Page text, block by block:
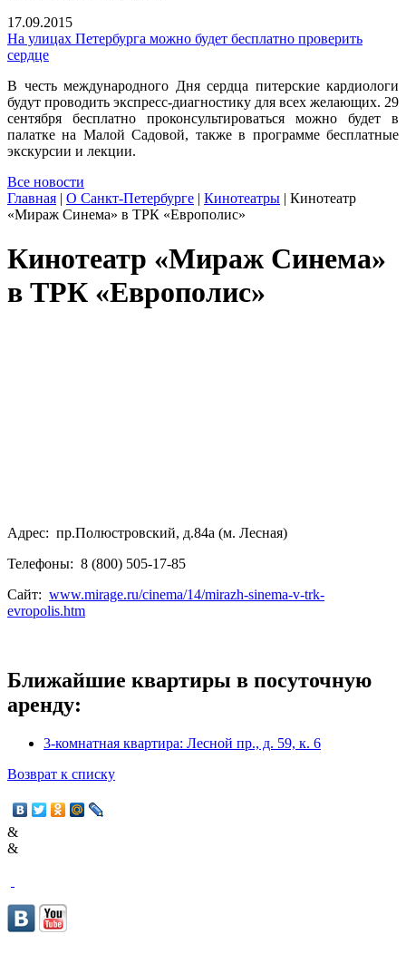
17.09.2015
На улицах Петербурга можно будет бесплатно проверить
сердце
В честь международного Дня сердца питерские кардиологи
будут проводить экспресс-диагностику для всех желающих. 29
сентября бесплатно проконсультироваться можно будет в
палатке на Малой Садовой, также в программе бесплатные
экскурсии и лекции.
Все новости
Главная | О Санкт-Петербурге | Кинотеатры | Кинотеатр
«Мираж Синема» в ТРК «Европолис»
Кинотеатр «Мираж Синема»
в ТРК «Европолис»
Адрес: пр.Полюстровский, д.84а (м. Лесная)
Телефоны: 8 (800) 505-17-85
Сайт: www.mirage.ru/cinema/14/mirazh-sinema-v-trk-
evropolis.htm
Ближайшие квартиры в посуточную
аренду:
3-комнатная квартира: Лесной пр., д. 59, к. 6
Возврат к списку
&
&